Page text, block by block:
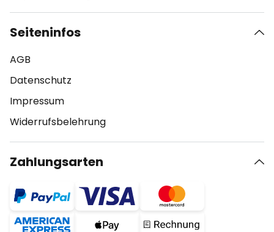
Seiteninfos
AGB
Datenschutz
Impressum
Widerrufsbelehrung
Zahlungsarten